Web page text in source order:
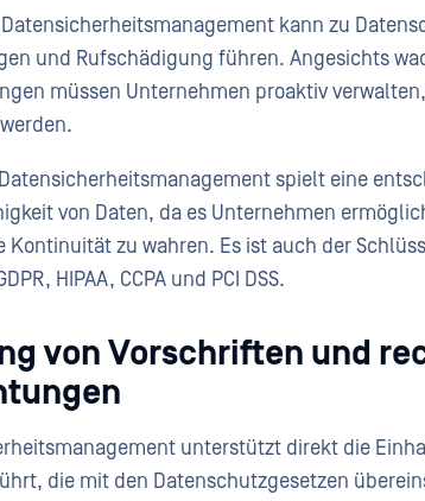
kann zu
und Rufschädigung führen. Angesichts
müssen Unternehmen proaktiv
spielt eine
von Daten, da es Unternehmen
Kontinuität zu wahren. Es ist auch der
HIPAA, CCPA und PCI DSS.
von Vorschriften und
unterstützt direkt die
die mit den Datenschutzgesetzen